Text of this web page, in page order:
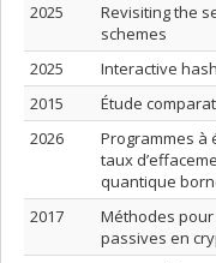
2025
Revisiting the
schemes
2025
Interactive
2015
Étude
2026
Programmes à
taux
quantique
2017
Méthodes pour
passives en